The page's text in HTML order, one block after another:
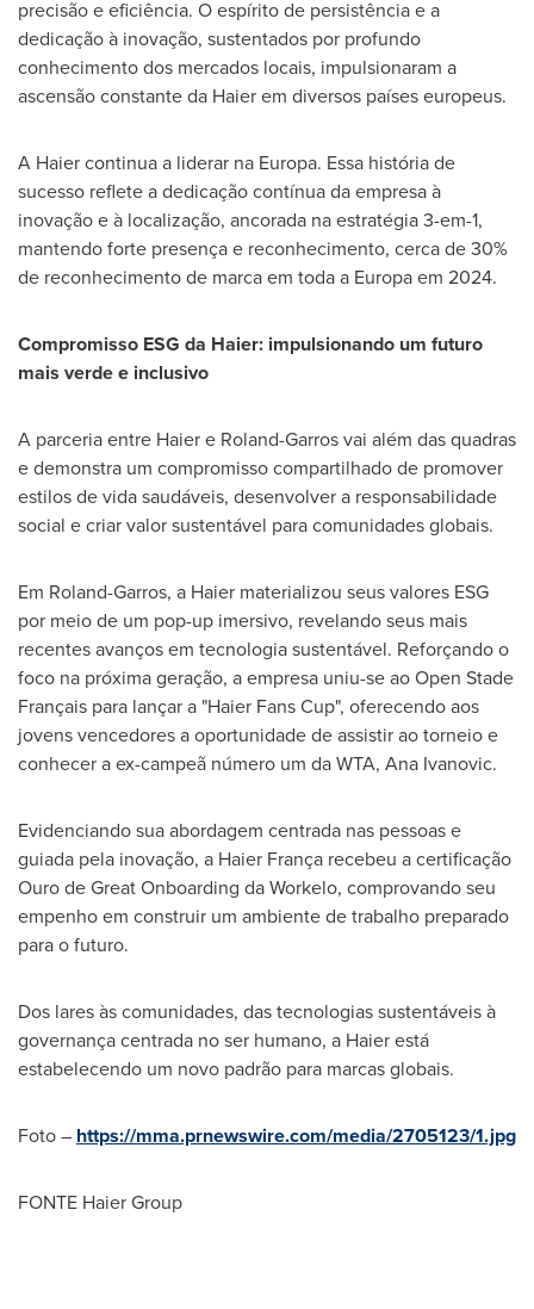
precisão e eficiência. O espírito de persistência e a
dedicação à inovação, sustentados por profundo
conhecimento dos mercados locais, impulsionaram a
ascensão constante da Haier em diversos países europeus.
A Haier continua a liderar na Europa. Essa história de
sucesso reflete a dedicação contínua da empresa à
inovação e à localização, ancorada na estratégia 3-em-1,
mantendo forte presença e reconhecimento, cerca de 30%
de reconhecimento de marca em toda a Europa em 2024.
Compromisso ESG da Haier: impulsionando um futuro
mais verde e inclusivo
A parceria entre Haier e Roland-Garros vai além das quadras
e demonstra um compromisso compartilhado de promover
estilos de vida saudáveis, desenvolver a responsabilidade
social e criar valor sustentável para comunidades globais.
Em Roland-Garros, a Haier materializou seus valores ESG
por meio de um pop-up imersivo, revelando seus mais
recentes avanços em tecnologia sustentável. Reforçando o
foco na próxima geração, a empresa uniu-se ao Open Stade
Français para lançar a "Haier Fans Cup", oferecendo aos
jovens vencedores a oportunidade de assistir ao torneio e
conhecer a ex-campeã número um da WTA, Ana Ivanovic.
Evidenciando sua abordagem centrada nas pessoas e
guiada pela inovação, a Haier França recebeu a certificação
Ouro de Great Onboarding da Workelo, comprovando seu
empenho em construir um ambiente de trabalho preparado
para o futuro.
Dos lares às comunidades, das tecnologias sustentáveis à
governança centrada no ser humano, a Haier está
estabelecendo um novo padrão para marcas globais.
Foto – https://mma.prnewswire.com/media/2705123/1.jpg
FONTE Haier Group